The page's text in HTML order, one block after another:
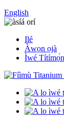
English
Ilé
Àwọn ọjà
Ìwé